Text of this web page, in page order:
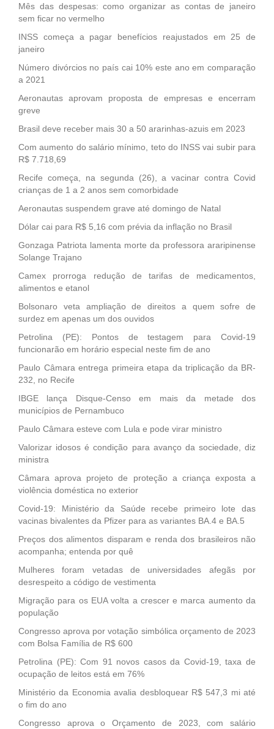
Mês das despesas: como organizar as contas de janeiro
sem ficar no vermelho
INSS começa a pagar benefícios reajustados em 25 de
janeiro
Número divórcios no país cai 10% este ano em comparação
a 2021
Aeronautas aprovam proposta de empresas e encerram
greve
Brasil deve receber mais 30 a 50 ararinhas-azuis em 2023
Com aumento do salário mínimo, teto do INSS vai subir para
R$ 7.718,69
Recife começa, na segunda (26), a vacinar contra Covid
crianças de 1 a 2 anos sem comorbidade
Aeronautas suspendem grave até domingo de Natal
Dólar cai para R$ 5,16 com prévia da inflação no Brasil
Gonzaga Patriota lamenta morte da professora araripinense
Solange Trajano
Camex prorroga redução de tarifas de medicamentos,
alimentos e etanol
Bolsonaro veta ampliação de direitos a quem sofre de
surdez em apenas um dos ouvidos
Petrolina (PE): Pontos de testagem para Covid-19
funcionarão em horário especial neste fim de ano
Paulo Câmara entrega primeira etapa da triplicação da BR-
232, no Recife
IBGE lança Disque-Censo em mais da metade dos
municípios de Pernambuco
Paulo Câmara esteve com Lula e pode virar ministro
Valorizar idosos é condição para avanço da sociedade, diz
ministra
Câmara aprova projeto de proteção a criança exposta a
violência doméstica no exterior
Covid-19: Ministério da Saúde recebe primeiro lote das
vacinas bivalentes da Pfizer para as variantes BA.4 e BA.5
Preços dos alimentos disparam e renda dos brasileiros não
acompanha; entenda por quê
Mulheres foram vetadas de universidades afegãs por
desrespeito a código de vestimenta
Migração para os EUA volta a crescer e marca aumento da
população
Congresso aprova por votação simbólica orçamento de 2023
com Bolsa Família de R$ 600
Petrolina (PE): Com 91 novos casos da Covid-19, taxa de
ocupação de leitos está em 76%
Ministério da Economia avalia desbloquear R$ 547,3 mi até
o fim do ano
Congresso aprova o Orçamento de 2023, com salário